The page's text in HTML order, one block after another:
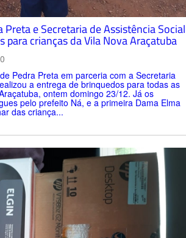
e Secretaria de Assistência Social
para crianças da Vila Nova Araçatuba
Pedra Preta em parceria com a Secretaria
a entrega de brinquedos para todas as
ontem domingo 23/12. Já os
pelo prefeito Ná, e a primeira Dama Elma
das criança...